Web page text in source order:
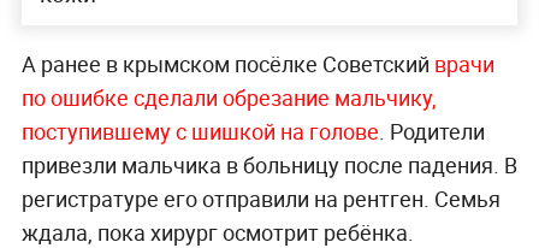
А ранее в крымском посёлке Советский врачи
по ошибке сделали обрезание мальчику,
поступившему с шишкой на голове. Родители
привезли мальчика в больницу после падения. В
регистратуре его отправили на рентген. Семья
ждала, пока хирург осмотрит ребёнка.